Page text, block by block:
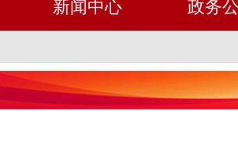
新闻中心 政务